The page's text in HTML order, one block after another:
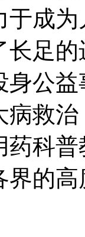
于成
长足
身公
病救
药科
界的